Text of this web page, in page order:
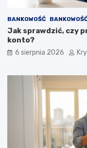
y
s
k
i
BANKOWOŚĆ
Jak sprawdzić, czy
konto?
6 sierpnia 2026